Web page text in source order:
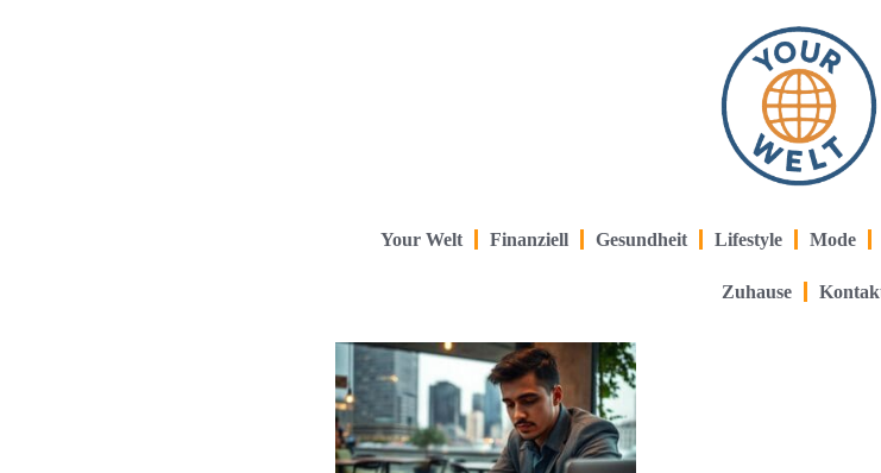
Your Welt Finanziell Gesundheit Lifestyle Mode
Zuhause